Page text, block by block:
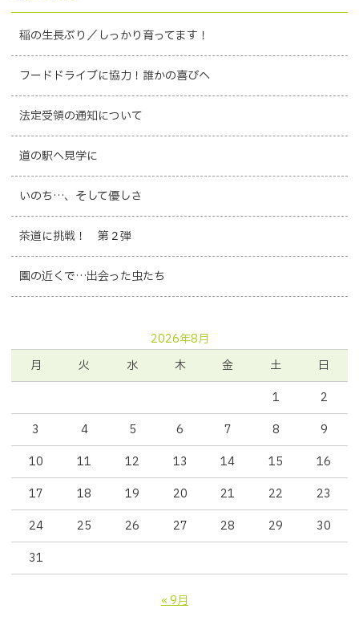
稲の生長ぶり／しっかり育ってます！
フードドライブに協力！誰かの喜びへ
法定受領の通知について
道の駅へ見学に
いのち…、そして優しさ
茶道に挑戦！ 第２弾
園の近くで…出会った虫たち
2026年8月
月
火 水 木 金 土
日
1
2
3
4 5 6 7 8
9
10
11 12 13 14 15
16
17
18 19 20 21 22
23
24
25 26 27 28 29
30
31
« 9月